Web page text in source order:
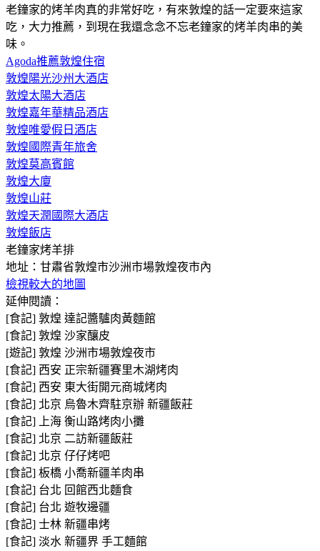
老鐘家的烤羊肉真的非常好吃，有來敦煌的話一定要來這家
吃，大力推薦，到現在我還念念不忘老鐘家的烤羊肉串的美
味。
Agoda推薦敦煌住宿
敦煌陽光沙州大酒店
敦煌太陽大酒店
敦煌嘉年華精品酒店
敦煌唯愛假日酒店
敦煌國際青年旅舍
敦煌莫高賓館
敦煌大廈
敦煌山莊
敦煌天潤國際大酒店
敦煌飯店
老鐘家烤羊排
地址：甘肅省敦煌市沙洲市場敦煌夜市內
檢視較大的地圖
延伸閱讀：
[食記] 敦煌 達記醬驢肉黃麵館
[食記] 敦煌 沙家釀皮
[遊記] 敦煌 沙洲市場敦煌夜市
[食記] 西安 正宗新疆賽里木湖烤肉
[食記] 西安 東大街開元商城烤肉
[食記] 北京 烏魯木齊駐京辦 新疆飯莊
[食記] 上海 衡山路烤肉小攤
[食記] 北京 二訪新疆飯莊
[食記] 北京 仔仔烤吧
[食記] 板橋 小喬新疆羊肉串
[食記] 台北 回館西北麵食
[食記] 台北 遊牧邊疆
[食記] 士林 新疆串烤
[食記] 淡水 新疆界 手工麵館